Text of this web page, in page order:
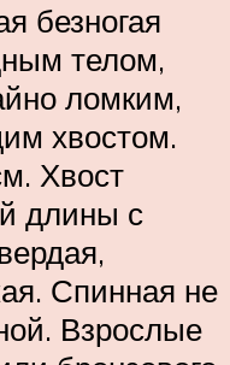
безногая
телом,
ломким,
хвостом.
Хвост
длины с
Спинная не
Взрослые